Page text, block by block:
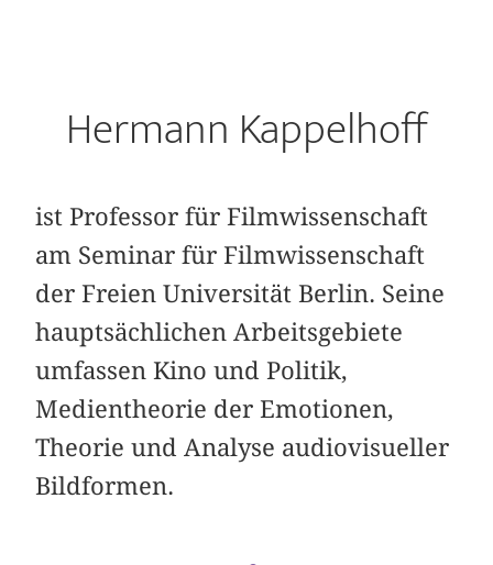
Hermann Kappelhoff
ist Professor für Filmwissenschaft
am Seminar für Filmwissenschaft
der Freien Universität Berlin. Seine
hauptsächlichen Arbeitsgebiete
umfassen Kino und Politik,
Medientheorie der Emotionen,
Theorie und Analyse audiovisueller
Bildformen.